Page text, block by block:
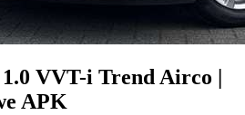
1.0 VVT-i Trend Airco |
APK